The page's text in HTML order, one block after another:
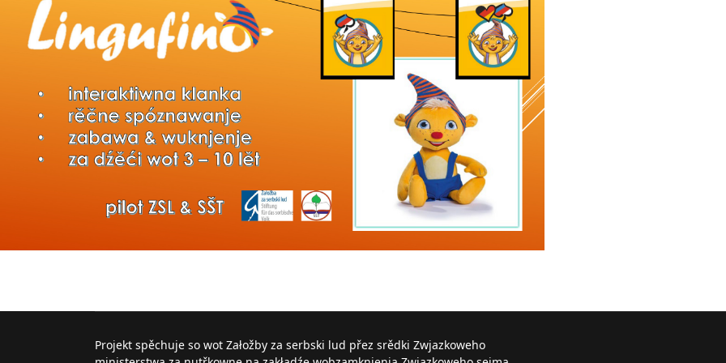
Projekt spěchuje so wot Załožby za serbski lud přez srědki Zwjazkoweho